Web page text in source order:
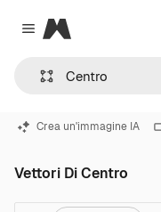
Close menu
Magnific
Crea un'immagine IA
Vettori Di Centro